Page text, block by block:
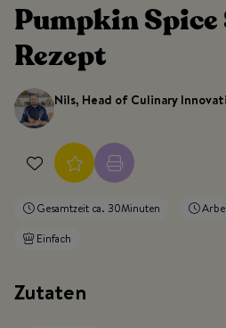
Pumpkin
Rezept
Nils, Head of Culinary
Gesamtzeit ca. 30Minuten
Einfach
Zutaten